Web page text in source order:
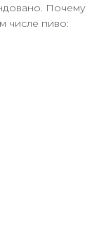
Почему
числе пиво: